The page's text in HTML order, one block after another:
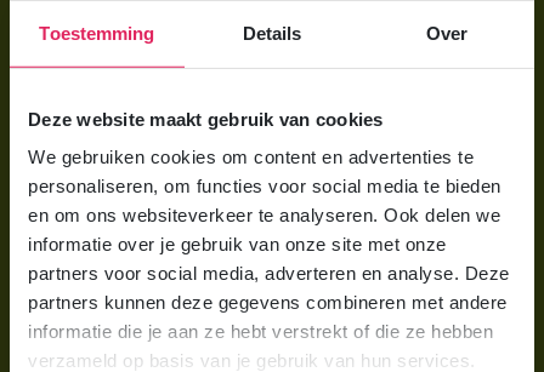
Toestemming Details Over
Deze website maakt gebruik van cookies
We gebruiken cookies om content en advertenties te
personaliseren, om functies voor social media te bieden
en om ons websiteverkeer te analyseren. Ook delen we
informatie over je gebruik van onze site met onze
partners voor social media, adverteren en analyse. Deze
partners kunnen deze gegevens combineren met andere
informatie die je aan ze hebt verstrekt of die ze hebben
verzameld op basis van je gebruik van hun services.
Voor ouders
Wat kost een gastouder?
Hoe vind ik een gastouder?
Voor gastouders
Gastouder worden bij 4Kids
Hoe vind ik gastkinderen?